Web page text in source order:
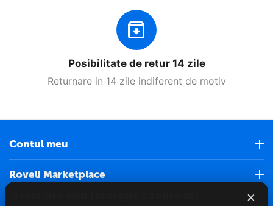
Posibilitate de retur 14 zile
Returnare in 14 zile indiferent de motiv
Contul meu
Roveli Marketplace
×